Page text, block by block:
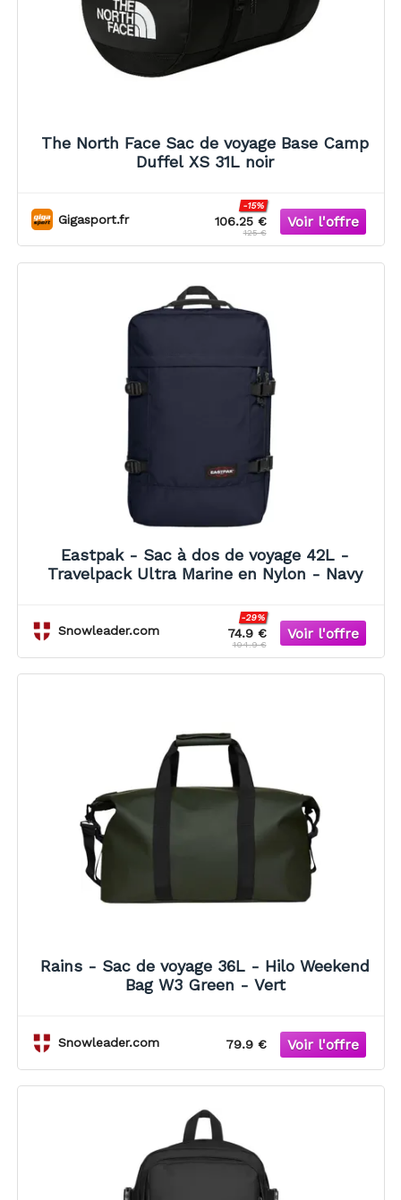
The North Face Sac de voyage Base Camp
Duffel XS 31L noir
Gigasport.fr 106.25 €
-15%
125 €
Eastpak - Sac à dos de voyage 42L -
Travelpack Ultra Marine en Nylon - Navy
Snowleader.com 74.9 €
-29%
104.9 €
Rains - Sac de voyage 36L - Hilo Weekend
Bag W3 Green - Vert
Snowleader.com 79.9 €